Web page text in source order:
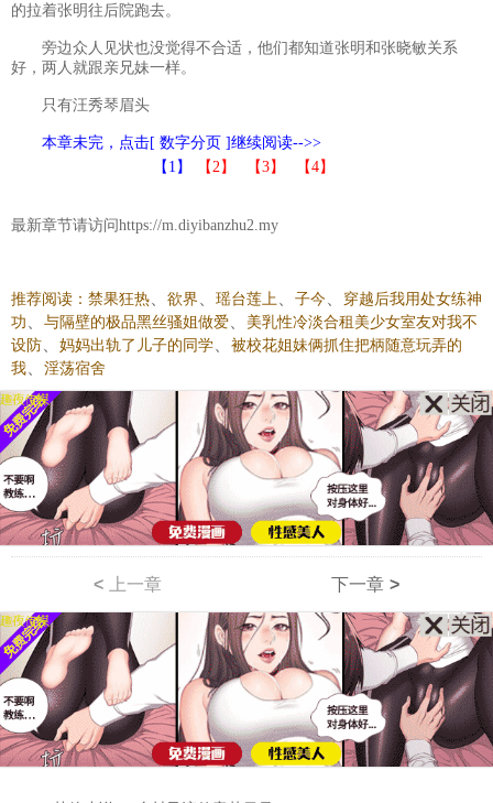
的拉着张明往后院跑去。
旁边众人见状也没觉得不合适，他们都知道张明和张晓敏关系
好，两人就跟亲兄妹一样。
只有汪秀琴眉头
本章未完，点击[ 数字分页 ]继续阅读-->>
【1】
【2】 【3】 【4】
最新章节请访问https://m.diyibanzhu2.my
推荐阅读： 禁果狂热 欲界 瑶台莲上 子今
穿越后我用处女练神
功
与隔壁的极品黑丝骚姐做爱
美乳性冷淡合租美少女室友对我不
设防
妈妈出轨了儿子的同学
被校花姐妹俩抓住把柄随意玩弄的
我
淫荡宿舍
< 上一章 下一章 >